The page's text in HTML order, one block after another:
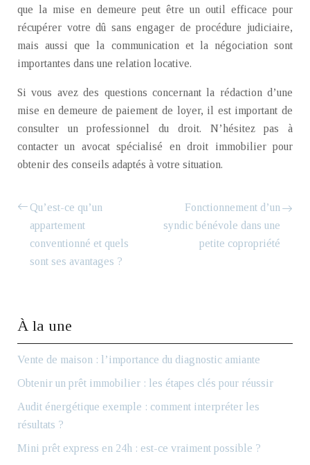
que la mise en demeure peut être un outil efficace pour
récupérer votre dû sans engager de procédure judiciaire,
mais aussi que la communication et la négociation sont
importantes dans une relation locative.
Si vous avez des questions concernant la rédaction d’une
mise en demeure de paiement de loyer, il est important de
consulter un professionnel du droit. N’hésitez pas à
contacter un avocat spécialisé en droit immobilier pour
obtenir des conseils adaptés à votre situation.
Qu’est-ce qu’un
appartement
conventionné et quels
sont ses avantages ?
Fonctionnement d’un
syndic bénévole dans une
petite copropriété
À la une
Vente de maison : l’importance du diagnostic amiante
Obtenir un prêt immobilier : les étapes clés pour réussir
Audit énergétique exemple : comment interpréter les
résultats ?
Mini prêt express en 24h : est-ce vraiment possible ?